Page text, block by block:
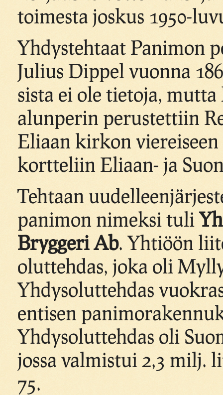
toimesta joskus 1950-
Yhdystehtaat Panimon
Julius Dippel vuonna
sista ei ole tietoja,
alunperin perustettiin
Eliaan kirkon
kortteliin Eliaan- ja
Tehtaan
panimon nimeksi tuli
Bryggeri Ab. Yhtiöön
oluttehdas, joka oli
Yhdysoluttehdas
entisen
Yhdysoluttehdas oli
jossa valmistui 2,3 milj.
75.